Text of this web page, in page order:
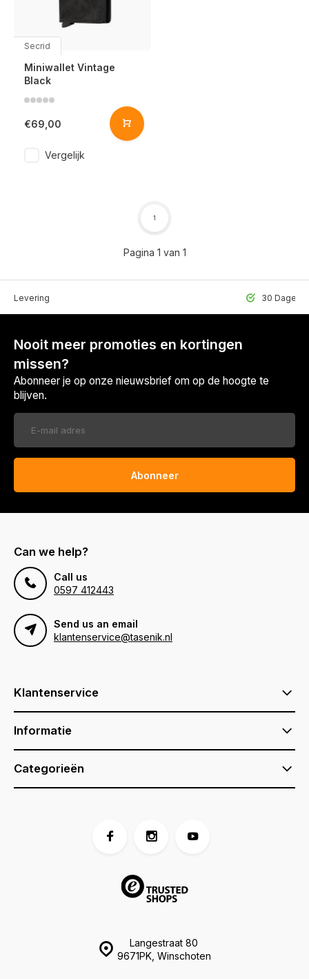
Secrid
Miniwallet Vintage
Black
€69,00
Vergelijk
Pagina 1 van 1
1
Levering 30 Dagen
Nooit meer promoties en kortingen
missen?
Abonneer je op onze nieuwsbrief om op de hoogte te
blijven.
Abonneer
Can we help?
Call us
0597 412443
Send us an email
klantenservice@tasenik.nl
Klantenservice
Informatie
Categorieën
Langestraat 80
9671PK, Winschoten